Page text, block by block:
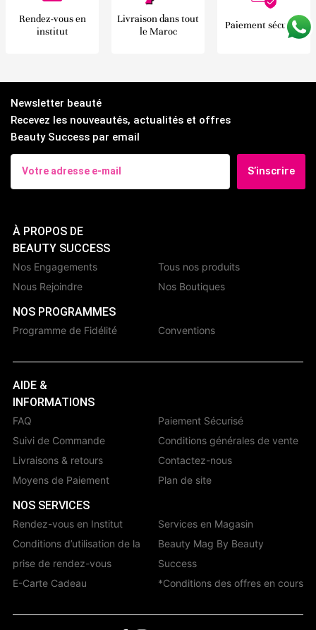
Rendez-vous en
institut
Livraison dans tout
le Maroc
Paiement sécurisé
Newsletter beauté
Recevez les nouveautés, actualités et offres
Beauty Success par email
S’inscrire
À PROPOS DE
BEAUTY SUCCESS
Nos Engagements
Nous Rejoindre
Tous nos produits
Nos Boutiques
NOS PROGRAMMES
Programme de Fidélité Conventions
AIDE &
INFORMATIONS
FAQ
Suivi de Commande
Livraisons & retours
Moyens de Paiement
Paiement Sécurisé
Conditions générales de vente
Contactez-nous
Plan de site
NOS SERVICES
Rendez-vous en Institut
Conditions d’utilisation de la
prise de rendez-vous
E-Carte Cadeau
Services en Magasin
Beauty Mag By Beauty
Success
*Conditions des offres en cours